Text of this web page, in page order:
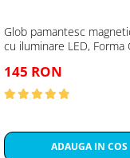
Glob pamantesc
cu iluminare LED, Forma
145 RON
ADAUGA IN COS